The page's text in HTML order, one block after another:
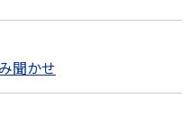
聞かせ